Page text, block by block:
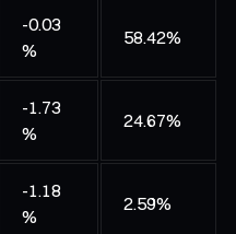
-0.03
%
58.42%
-1.73
%
24.67%
-1.18
%
2.59%